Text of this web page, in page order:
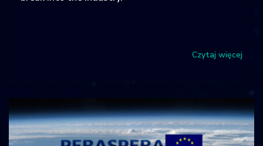
Czytaj więcej